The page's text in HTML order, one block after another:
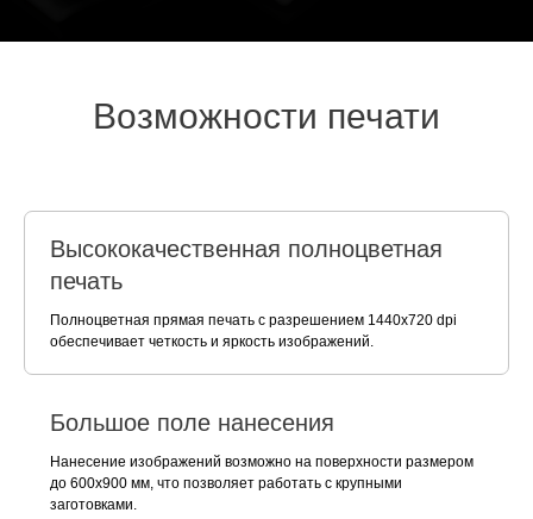
Возможности печати
Высококачественная полноцветная
печать
Полноцветная прямая печать с разрешением 1440x720 dpi
обеспечивает четкость и яркость изображений.
Большое поле нанесения
Нанесение изображений возможно на поверхности размером
до 600х900 мм, что позволяет работать с крупными
заготовками.